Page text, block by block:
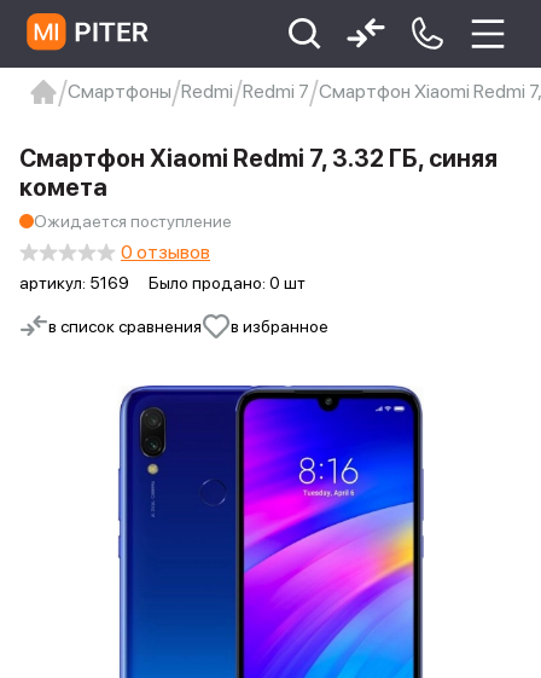
Xiaomi 9 про
xiaomi redmi 12c
Смартфоны Redmi Redmi 7 Смартфон Xiaomi Redmi
в список сравнения в избранное
Смартфон Xiaomi Redmi 7, 3.32 ГБ, синяя
комета
Ожидается поступление
артикул: 5169 Было продано: 0 шт
0 отзывов